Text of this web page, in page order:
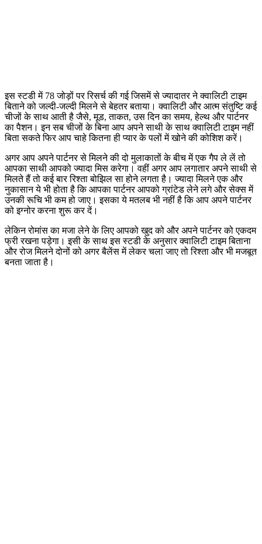
इस स्टडी में 78 जोड़ों पर रिसर्च की गई जिसमें से ज्यादातर ने क्वालिटी टाइम
बिताने को जल्दी-जल्दी मिलने से बेहतर बताया। क्वालिटी और आत्म संतुष्टि कई
चीजों के साथ आती है जैसे, मूड, ताकत, उस दिन का समय, हेल्थ और पार्टनर
का पैशन। इन सब चीजों के बिना आप अपने साथी के साथ क्वालिटी टाइम नहीं
बिता सकते फिर आप चाहे कितना ही प्यार के पलों में खोने की कोशिश करें।
अगर आप अपने पार्टनर से मिलने की दो मुलाकातों के बीच में एक गैप ले लें तो
आपका साथी आपको ज्यादा मिस करेगा। वहीं अगर आप लगातार अपने साथी से
मिलते हैं तो कई बार रिश्ता बोझिल सा होने लगता है। ज्यादा मिलने एक और
नुकासान ये भी होता है कि आपका पार्टनर आपको ग्रांटेड लेने लगे और सेक्स में
उनकी रूचि भी कम हो जाए। इसका ये मतलब भी नहीं है कि आप अपने पार्टनर
को इग्नोर करना शुरू कर दें।
लेकिन रोमांस का मजा लेने के लिए आपको खुद को और अपने पार्टनर को एकदम
फ्री रखना पड़ेगा। इसी के साथ इस स्टडी के अनुसार क्वालिटी टाइम बिताना
और रोज मिलने दोनों को अगर बैलेंस में लेकर चला जाए तो रिश्ता और भी मजबूत
बनता जाता है।